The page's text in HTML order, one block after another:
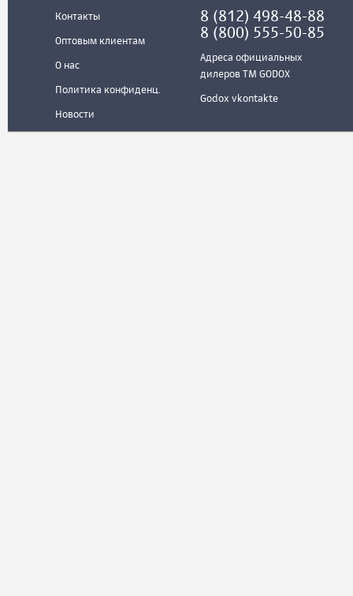
Контакты
Оптовым клиентам
О нас
Политика конфиденц.
Новости
8 (812) 498-48-88
8 (800) 555-50-85
Адреса официальных
дилеров ТМ GODOX
Godox vkontakte